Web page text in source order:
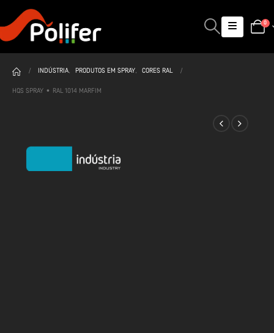
0
INDÚSTRIA, PRODUTOS EM SPRAY, CORES RAL
HQS SPRAY • RAL 1014 MARFIM